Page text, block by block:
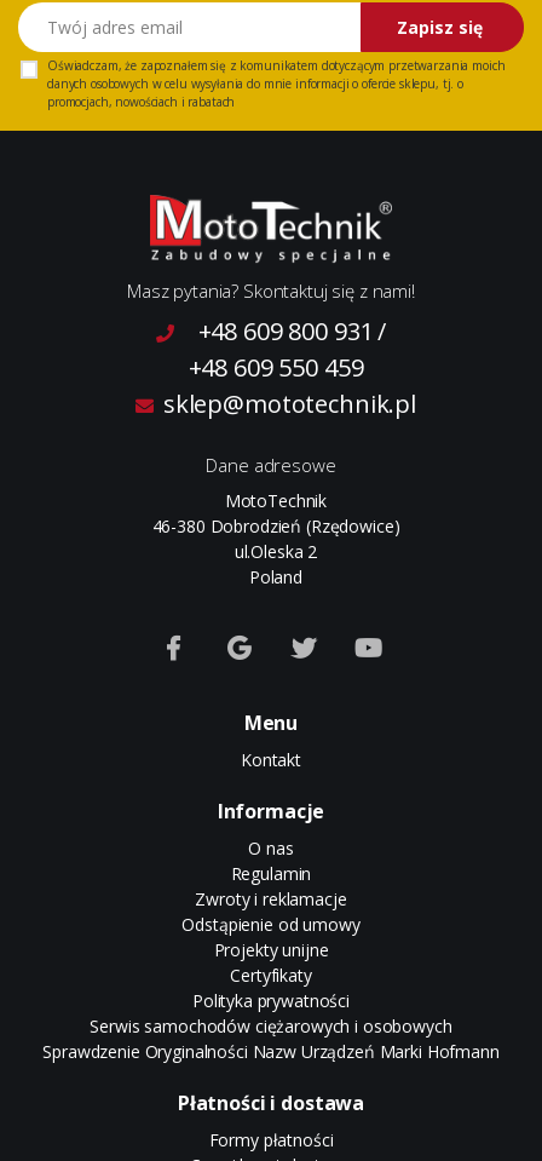
Twój adres email
Zapisz się
Oświadczam, że zapoznałem się z komunikatem dotyczącym przetwarzania moich
danych osobowych w celu wysyłania do mnie informacji o ofercie sklepu, tj. o
promocjach, nowościach i rabatach
Masz pytania? Skontaktuj się z nami!
+48 609 800 931 /
+48 609 550 459
sklep@mototechnik.pl
Dane adresowe
MotoTechnik
46-380 Dobrodzień (Rzędowice)
ul.Oleska 2
Poland
Menu
Kontakt
Informacje
O nas
Regulamin
Zwroty i reklamacje
Odstąpienie od umowy
Projekty unijne
Certyfikaty
Polityka prywatności
Serwis samochodów ciężarowych i osobowych
Sprawdzenie Oryginalności Nazw Urządzeń Marki Hofmann
Płatności i dostawa
Formy płatności